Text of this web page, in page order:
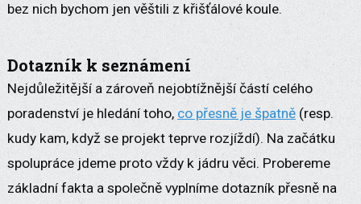
bez nich bychom jen věštili z křišťálové koule.
Dotazník k seznámení
Nejdůležitější a zároveň nejobtížnější částí celého
poradenství je hledání toho, co přesně je špatně(resp.
kudy kam, když se projekt teprve rozjíždí). Na začátku
spolupráce jdeme proto vždy k jádru věci. Probereme
základní fakta a společně vyplníme dotazník přesně na